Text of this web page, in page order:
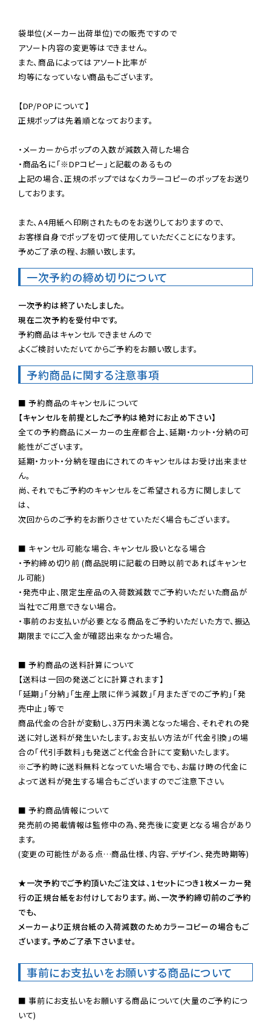
袋単位(メーカー出荷単位)での販売ですので
アソート内容の変更等はできません。
また、商品によってはアソート比率が
均等になっていない商品もございます。
【DP/POPについて】
正規ポップは先着順となっております。
・メーカーからポップの入数が減数入荷した場合
・商品名に「※DPコピー」と記載のあるもの
上記の場合、正規のポップではなくカラーコピーのポップをお送り
しております。
また、A4用紙へ印刷されたものをお送りしておりますので、
お客様自身でポップを切って使用していただくことになります。
予めご了承の程、お願い致します。
一次予約の締め切りについて
一次予約は終了いたしました。
現在二次予約を受付中です。
予約商品はキャンセルできませんので
よくご検討いただいてからご予約をお願い致します。
予約商品に関する注意事項
【キャンセルを前提としたご予約は絶対にお止め下さい】
全ての予約商品にメーカーの生産都合上、延期・カット・分納の可
能性がございます。
延期・カット・分納を理由にされてのキャンセルはお受け出来ませ
ん。
尚、それでもご予約のキャンセルをご希望される方に関しまして
は、
次回からのご予約をお断りさせていただく場合もございます。
■ キャンセル可能な場合、キャンセル扱いとなる場合
・予約締め切り前 (商品説明に記載の日時以前であればキャンセ
ル可能)
・発売中止、限定生産品の入荷数減数でご予約いただいた商品が
当社でご用意できない場合。
・事前のお支払いが必要となる商品をご予約いただいた方で、振込
期限までにご入金が確認出来なかった場合。
■ 予約商品の送料計算について
【送料は一回の発送ごとに計算されます】
「延期」「分納」「生産上限に伴う減数」「月またぎでのご予約」「発
売中止」等で
商品代金の合計が変動し、3万円未満となった場合、それぞれの発
送に対し送料が発生いたします。お支払い方法が「代金引換」の場
※ご予約時に送料無料となっていた場合でも、お届け時の代金に
よって送料が発生する場合もございますのでご注意下さい。
■ 予約商品情報について
発売前の掲載情報は監修中の為、発売後に変更となる場合があり
ます。
(変更の可能性がある点…商品仕様、内容、デザイン、発売時期等)
★一次予約でご予約頂いたご注文は、1セットにつき1枚メーカー発
行の正規台紙をお付けしております。尚、一次予約締切前のご予約
でも、
メーカーより正規台紙の入荷減数のためカラーコピーの場合もご
ざいます。予めご了承下さいませ。
事前にお支払いをお願いする商品について
■ 事前にお支払いをお願いする商品について(大量のご予約につ
いて)